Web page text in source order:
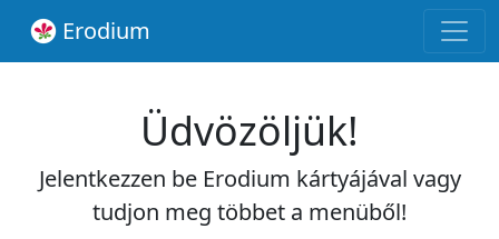
Erodium
Üdvözöljük!
Jelentkezzen be Erodium kártyájával vagy
tudjon meg többet a menüből!